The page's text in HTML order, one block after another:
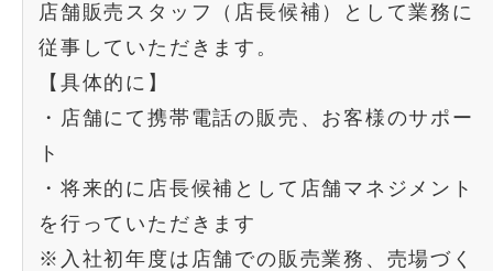
店舗販売スタッフ（店長候補）として業務に
従事していただきます。
【具体的に】
・店舗にて携帯電話の販売、お客様のサポー
ト
・将来的に店長候補として店舗マネジメント
を行っていただきます
※入社初年度は店舗での販売業務、売場づく